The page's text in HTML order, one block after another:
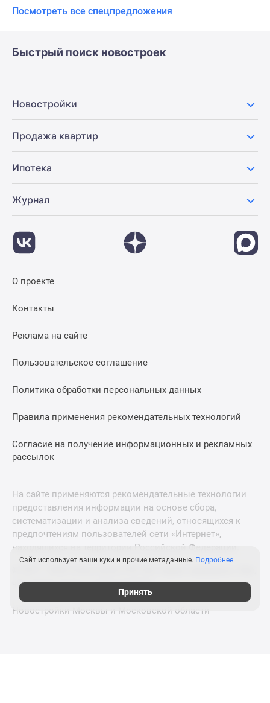
Посмотреть все спецпредложения
Быстрый поиск новостроек
Новостройки
Продажа квартир
Ипотека
Журнал
О проекте
Контакты
Реклама на сайте
Пользовательское соглашение
Политика обработки персональных данных
Правила применения рекомендательных технологий
Согласие на получение информационных и рекламных
рассылок
На сайте применяются рекомендательные технологии
предоставления информации на основе сбора,
систематизации и анализа сведений, относящихся к
предпочтениям пользователей сети «Интернет»,
находящихся на территории Российской Федерации.
что нужно знать о новостройках
Новостройки Москвы и Московской области
Сайт использует ваши куки и прочие метаданные. Подробнее
Принять